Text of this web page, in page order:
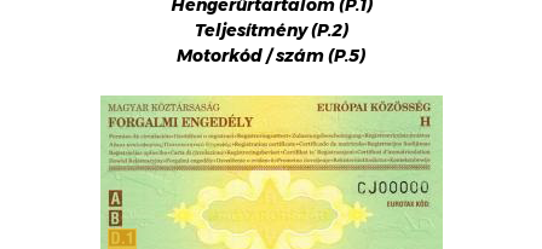
Hengerűrtartalom (P.1)
Teljesítmény (P.2)
Motorkód / szám (P.5)